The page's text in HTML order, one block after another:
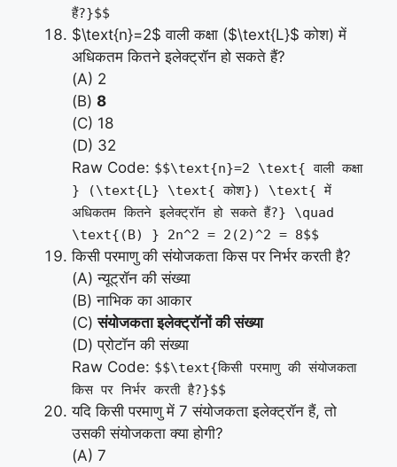
हैं?}$$
$\text{n}=2$ वाली कक्षा ($\text{L}$ कोश) में
अधिकतम कितने इलेक्ट्रॉन हो सकते हैं?
(A) 2
(B) 8
(C) 18
(D) 32
Raw Code: $$\text{n}=2 \text{ वाली कक्षा
} (\text{L} \text{ कोश}) \text{ में
अधिकतम कितने इलेक्ट्रॉन हो सकते हैं?} \quad
\text{(B) } 2n^2 = 2(2)^2 = 8$$
किसी परमाणु की संयोजकता किस पर निर्भर करती है?
(A) न्यूट्रॉन की संख्या
(B) नाभिक का आकार
(C)संयोजकता इलेक्ट्रॉनों की संख्या
(D) प्रोटॉन की संख्या
Raw Code: $$\text{किसी परमाणु की संयोजकता
किस पर निर्भर करती है?}$$
यदि किसी परमाणु में 7 संयोजकता इलेक्ट्रॉन हैं, तो
उसकी संयोजकता क्या होगी?
(A) 7